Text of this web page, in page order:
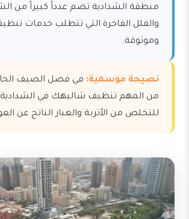
منطقة الشدادية تضم عدداً كبيراً من
والفلل الفاخرة التي تتطلب خدمات
وموثوقة.
نصيحة موسمية: في فصل الصيف الحار
من المهم تنظيف شاليهك في الشدادية
للتخلص من الأتربة والغبار الناتج عن